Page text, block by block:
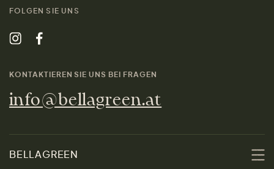
FOLGEN SIE UNS
KONTAKTIEREN SIE UNS BEI FRAGEN
info@bellagreen.at
BELLAGREEN